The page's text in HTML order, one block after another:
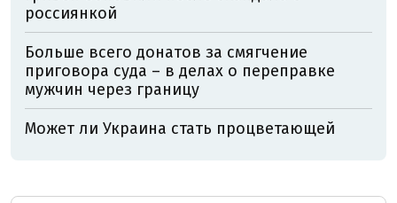
россиянкой
Больше всего донатов за смягчение
приговора суда – в делах о переправке
мужчин через границу
Может ли Украина стать процветающей